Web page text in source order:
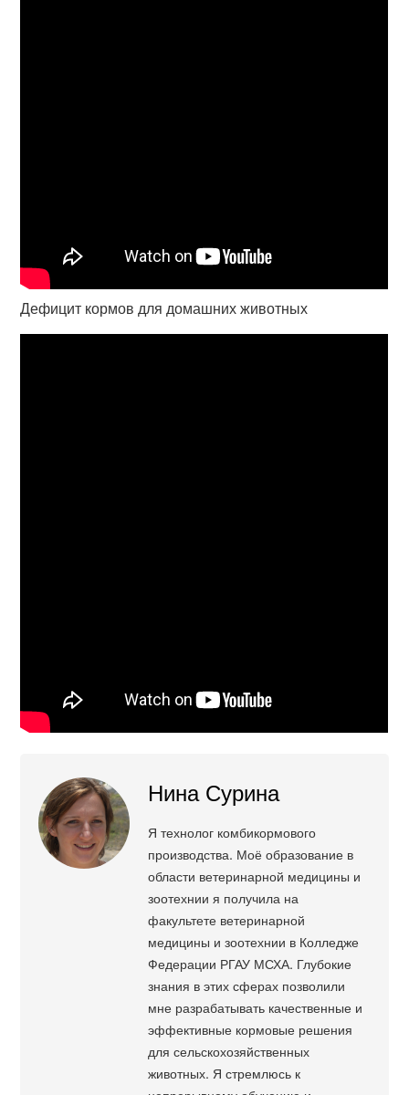
Дефицит кормов для домашних животных
Нина Сурина
Я технолог комбикормового
производства. Моё образование в
области ветеринарной медицины и
зоотехнии я получила на
факультете ветеринарной
медицины и зоотехнии в Колледже
Федерации РГАУ МСХА. Глубокие
знания в этих сферах позволили
мне разрабатывать качественные и
эффективные кормовые решения
для сельскохозяйственных
животных. Я стремлюсь к